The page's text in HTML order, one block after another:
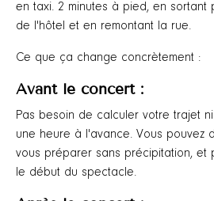
en taxi. 2 minutes à pied, en
de l'hôtel et en remontant la rue.
Ce que ça change concrètement :
Avant le concert :
Pas besoin de calculer votre trajet
une heure à l'avance. Vous pouvez
vous préparer sans précipitation, et
le début du spectacle.